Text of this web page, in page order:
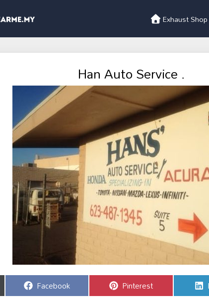
Exhaust
Han Auto Service .
Share
on
Facebook Share
on
Pinterest